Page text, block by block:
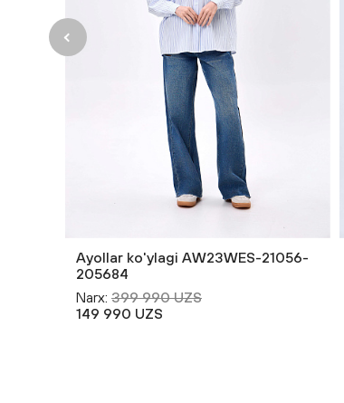
Ayollar ko'ylagi AW23WES-21056-
205684
Narx: 399 990 UZS
149 990 UZS